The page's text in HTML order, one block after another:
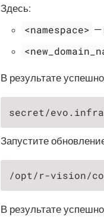
Здесь:
<namespace> —
В результате
secret/
Запустите
/opt/r-vision/
В результате